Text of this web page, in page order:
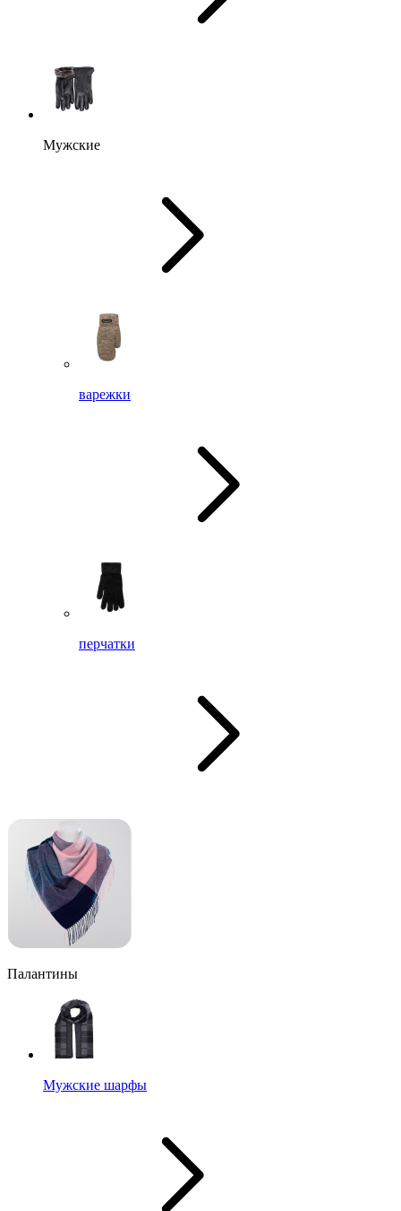
Мужские
варежки
перчатки
Палантины
Мужские шарфы